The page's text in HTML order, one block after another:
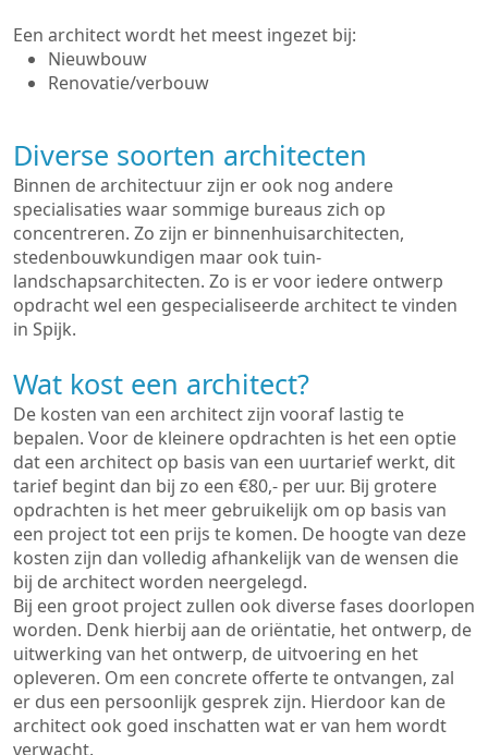
Een architect wordt het meest ingezet bij:
Nieuwbouw
Renovatie/verbouw
Diverse soorten architecten
Binnen de architectuur zijn er ook nog andere
specialisaties waar sommige bureaus zich op
concentreren. Zo zijn er binnenhuisarchitecten,
stedenbouwkundigen maar ook tuin-
landschapsarchitecten. Zo is er voor iedere ontwerp
opdracht wel een gespecialiseerde architect te vinden
in Spijk.
Wat kost een architect?
De kosten van een architect zijn vooraf lastig te
bepalen. Voor de kleinere opdrachten is het een optie
dat een architect op basis van een uurtarief werkt, dit
tarief begint dan bij zo een €80,- per uur. Bij grotere
opdrachten is het meer gebruikelijk om op basis van
een project tot een prijs te komen. De hoogte van deze
kosten zijn dan volledig afhankelijk van de wensen die
bij de architect worden neergelegd.
Bij een groot project zullen ook diverse fases doorlopen
worden. Denk hierbij aan de oriëntatie, het ontwerp, de
uitwerking van het ontwerp, de uitvoering en het
opleveren. Om een concrete offerte te ontvangen, zal
er dus een persoonlijk gesprek zijn. Hierdoor kan de
architect ook goed inschatten wat er van hem wordt
verwacht.